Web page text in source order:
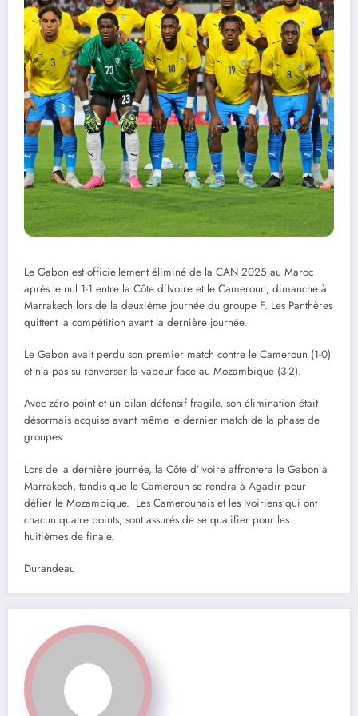
Le Gabon est officiellement éliminé de la CAN 2025 au Maroc
après le nul 1-1 entre la Côte d’Ivoire et le Cameroun, dimanche à
Marrakech lors de la deuxième journée du groupe F. Les Panthères
quittent la compétition avant la dernière journée.
Le Gabon avait perdu son premier match contre le Cameroun (1-0)
et n’a pas su renverser la vapeur face au Mozambique (3-2).
Avec zéro point et un bilan défensif fragile, son élimination était
désormais acquise avant même le dernier match de la phase de
groupes.
Lors de la dernière journée, la Côte d’Ivoire affrontera le Gabon à
Marrakech, tandis que le Cameroun se rendra à Agadir pour
défier le Mozambique. Les Camerounais et les Ivoiriens qui ont
chacun quatre points, sont assurés de se qualifier pour les
huitièmes de finale.
Durandeau